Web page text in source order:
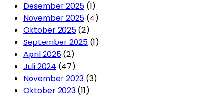
Desember 2025 (1)
November 2025 (4)
Oktober 2025 (2)
September 2025 (1)
April 2025 (2)
Juli 2024 (47)
November 2023 (3)
Oktober 2023 (11)